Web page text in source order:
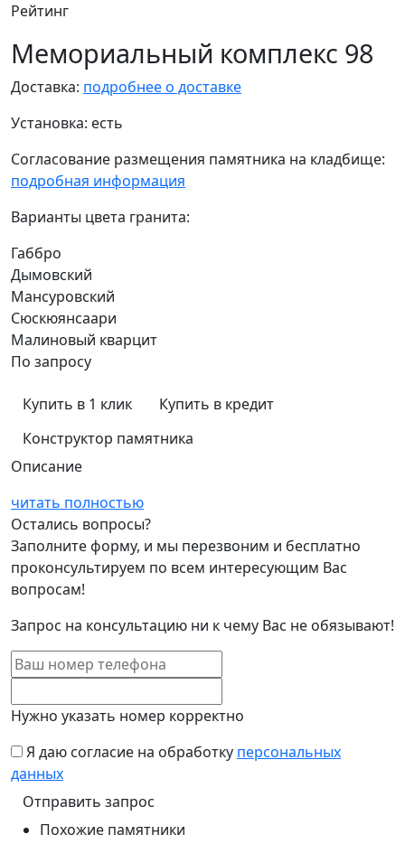
Рейтинг
Мемориальный комплекс 98
Доставка: подробнее о доставке
Установка: есть
Согласование размещения памятника на кладбище:
подробная информация
Варианты цвета гранита:
Габбро
Дымовский
Мансуровский
Сюскюянсаари
Малиновый кварцит
По запросу
Купить в 1 клик
Купить в кредит
Конструктор памятника
Описание
читать полностью
Остались вопросы?
Заполните форму, и мы перезвоним и бесплатно
проконсультируем по всем интересующим Вас
вопросам!
Запрос на консультацию ни к чему Вас не обязывают!
Нужно указать номер корректно
Я даю согласие на обработку персональных
данных
Похожие памятники